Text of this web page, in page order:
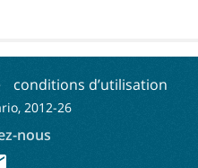
conditions d’utilisation
2012-26
nous